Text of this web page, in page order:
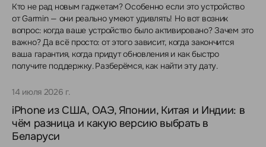
Кто не рад новым гаджетам? Особенно если это устройство
от Garmin — они реально умеют удивлять! Но вот возник
вопрос: когда ваше устройство было активировано? Зачем это
важно? Да всё просто: от этого зависит, когда закончится
ваша гарантия, когда придут обновления и как быстро
получите поддержку. Разберёмся, как найти эту дату.
14 июля 2026 г.
iPhone из США, ОАЭ, Японии, Китая и Индии: в
чём разница и какую версию выбрать в
Беларуси